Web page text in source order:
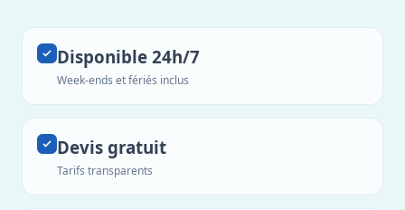
Disponible 24h/7
Week-ends et fériés inclus
Devis gratuit
Tarifs transparents